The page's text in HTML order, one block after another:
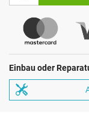
Einbau oder